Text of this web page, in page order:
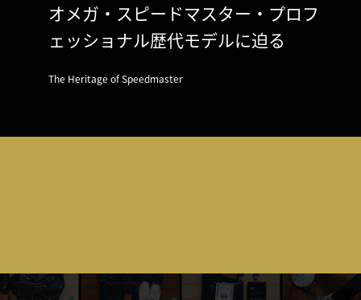
オメガ・スピードマスター・プロフ
ェッショナル歴代モデルに迫る
The Heritage of Speedmaster